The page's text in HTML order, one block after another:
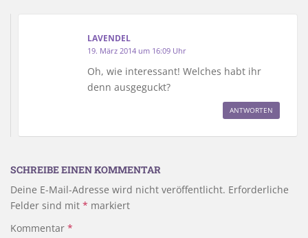
LAVENDEL
19. März 2014 um 16:09 Uhr
Oh, wie interessant! Welches habt ihr
denn ausgeguckt?
ANTWORTEN
SCHREIBE EINEN KOMMENTAR
Deine E-Mail-Adresse wird nicht veröffentlicht. Erforderliche
Felder sind mit * markiert
Kommentar *